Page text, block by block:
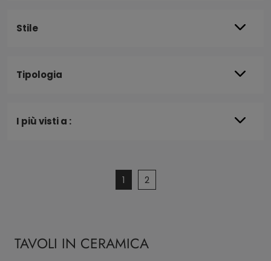
Stile
Tipologia
I più visti a :
1 2
TAVOLI IN CERAMICA